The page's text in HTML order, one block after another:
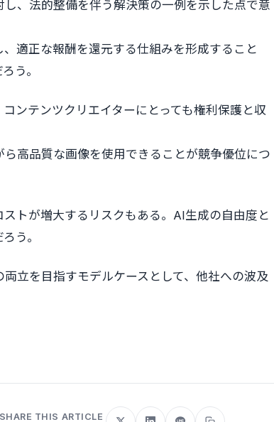
、法的整備を伴う解決策の一例を示した点で意
適正な報酬を還元する仕組みを形成すること
う。
ンテンツクリエイターにとっても権利保護と収
高品質な画像を使用できることが競争優位につ
トが増大するリスクもある。AI生成の自由度と
う。
立を目指すモデルケースとして、他社への波及
SHARE THIS ARTICLE